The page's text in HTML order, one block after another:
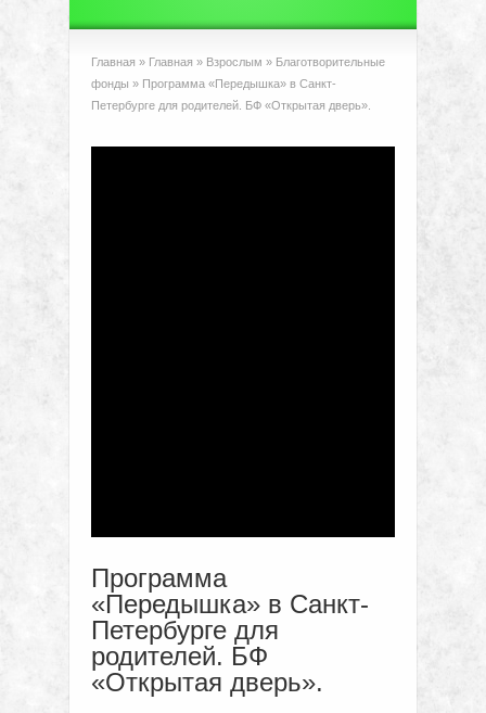
Главная » Главная » Взрослым » Благотворительные
фонды » Программа «Передышка» в Санкт-
Петербурге для родителей. БФ «Открытая дверь».
Программа
«Передышка» в Санкт-
Петербурге для
родителей. БФ
«Открытая дверь».